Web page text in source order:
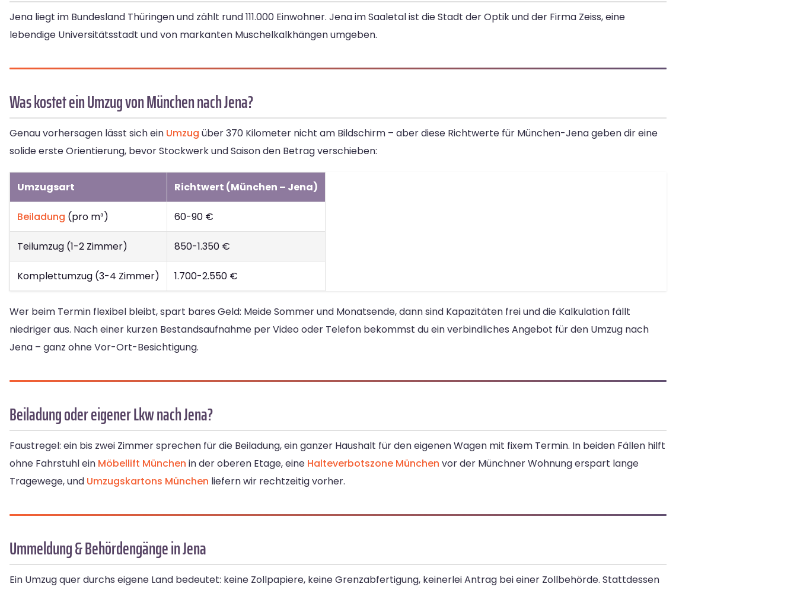
Jena liegt im Bundesland Thüringen und zählt rund 111.000 Einwohner. Jena im Saaletal ist die Stadt der Optik und der Firma Zeiss, eine
lebendige Universitätsstadt und von markanten Muschelkalkhängen umgeben.
Was kostet ein Umzug von München nach Jena?
Genau vorhersagen lässt sich ein Umzug über 370 Kilometer nicht am Bildschirm – aber diese Richtwerte für München-Jena geben dir eine
solide erste Orientierung, bevor Stockwerk und Saison den Betrag verschieben:
Umzugsart Richtwert (München – Jena)
Beiladung (pro m³) 60-90 €
Teilumzug (1-2 Zimmer) 850-1.350 €
Komplettumzug (3-4 Zimmer) 1.700-2.550 €
Wer beim Termin flexibel bleibt, spart bares Geld: Meide Sommer und Monatsende, dann sind Kapazitäten frei und die Kalkulation fällt
niedriger aus. Nach einer kurzen Bestandsaufnahme per Video oder Telefon bekommst du ein verbindliches Angebot für den Umzug nach
Jena – ganz ohne Vor-Ort-Besichtigung.
Beiladung oder eigener Lkw nach Jena?
Faustregel: ein bis zwei Zimmer sprechen für die Beiladung, ein ganzer Haushalt für den eigenen Wagen mit fixem Termin. In beiden Fällen hilft
ohne Fahrstuhl ein Möbellift München in der oberen Etage, eine Halteverbotszone München vor der Münchner Wohnung erspart lange
Tragewege, und Umzugskartons München liefern wir rechtzeitig vorher.
Ummeldung & Behördengänge in Jena
Ein Umzug quer durchs eigene Land bedeutet: keine Zollpapiere, keine Grenzabfertigung, keinerlei Antrag bei einer Zollbehörde. Stattdessen